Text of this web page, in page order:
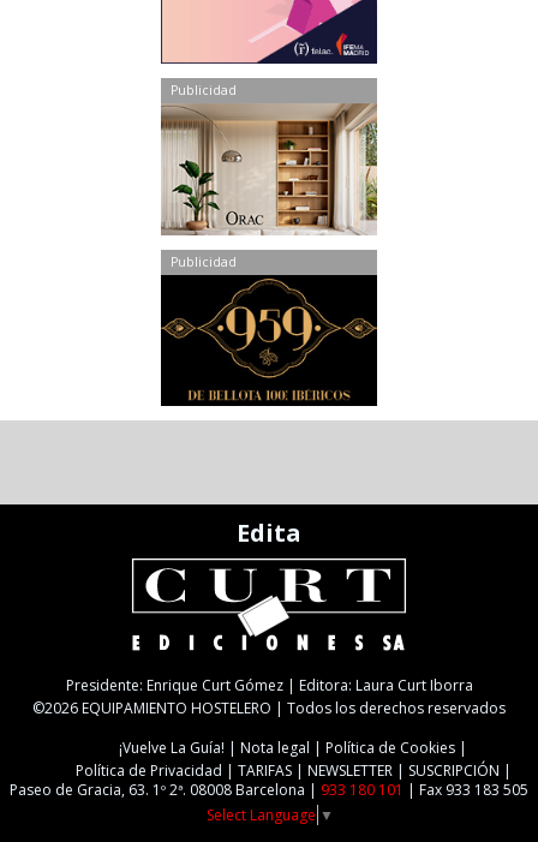
Publicidad
Publicidad
Edita
Presidente: Enrique Curt Gómez | Editora: Laura Curt Iborra
©2026 EQUIPAMIENTO HOSTELERO | Todos los derechos reservados
¡Vuelve La Guía!
Nota legal
Política de Cookies
Política de Privacidad
TARIFAS NEWSLETTER
SUSCRIPCIÓN
Paseo de Gracia, 63. 1º 2ª. 08008 Barcelona | 933 180 101
| Fax 933 183 505
Select Language ▼